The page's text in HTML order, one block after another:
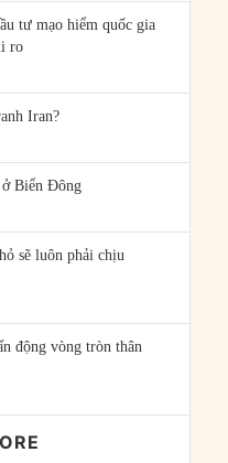
tư mạo hiểm quốc gia
ro
Iran?
ở Biển Đông
sẽ luôn phải chịu
động vòng tròn thân